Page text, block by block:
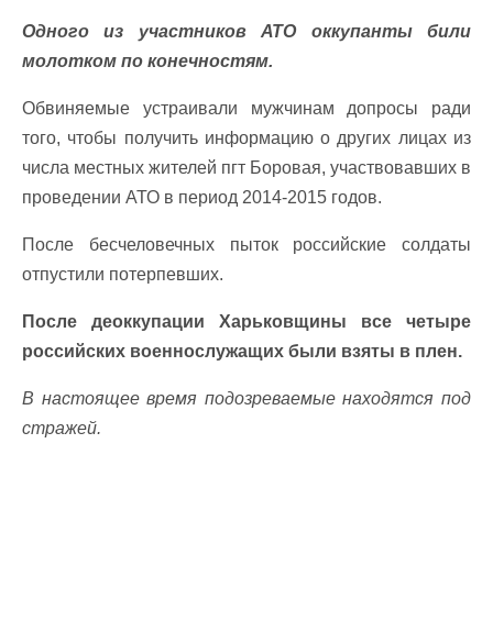
Одного из участников АТО оккупанты били
молотком по конечностям.
Обвиняемые устраивали мужчинам допросы ради
того, чтобы получить информацию о других лицах из
числа местных жителей пгт Боровая, участвовавших в
проведении АТО в период 2014-2015 годов.
После бесчеловечных пыток российские солдаты
отпустили потерпевших.
После деоккупации Харьковщины все четыре
российских военнослужащих были взяты в плен.
В настоящее время подозреваемые находятся под
стражей.